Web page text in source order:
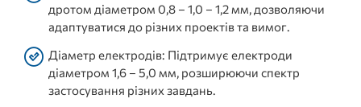
дротом діаметром 0,8 – 1,0 – 1,2 мм, дозволяючи
адаптуватися до різних проектів та вимог.
Діаметр електродів: Підтримує електроди
діаметром 1,6 – 5,0 мм, розширюючи спектр
застосування різних завдань.